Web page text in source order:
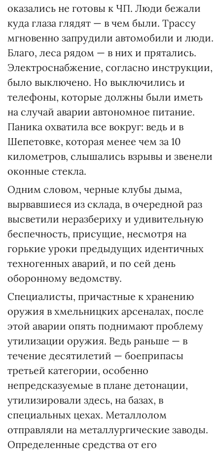
оказались не готовы к ЧП. Люди бежали
куда глаза глядят — в чем были. Трассу
мгновенно запрудили автомобили и люди.
Благо, леса рядом — в них и прятались.
Электроснабжение, согласно инструкции,
было выключено. Но выключились и
телефоны, которые должны были иметь
на случай аварии автономное питание.
Паника охватила все вокруг: ведь и в
Шепетовке, которая менее чем за 10
километров, слышались взрывы и звенели
оконные стекла.
Одним словом, черные клубы дыма,
вырвавшиеся из склада, в очередной раз
высветили неразбериху и удивительную
беспечность, присущие, несмотря на
горькие уроки предыдущих идентичных
техногенных аварий, и по сей день
оборонному ведомству.
Специалисты, причастные к хранению
оружия в хмельницких арсеналах, после
этой аварии опять поднимают проблему
утилизации оружия. Ведь раньше — в
течение десятилетий — боеприпасы
третьей категории, особенно
непредсказуемые в плане детонации,
утилизировали здесь, на базах, в
специальных цехах. Металлолом
отправляли на металлургические заводы.
Определенные средства от его